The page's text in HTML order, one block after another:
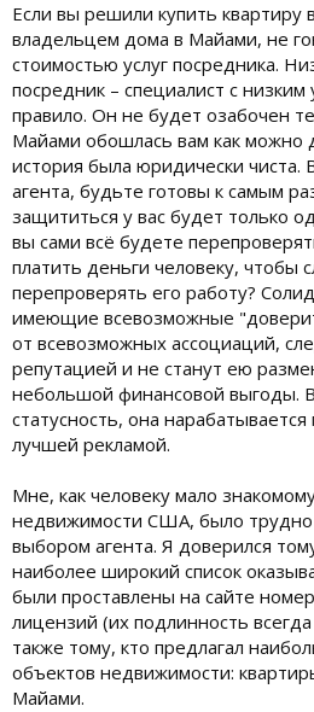
Если вы решили купить квартиру
владельцем дома в Майами, не
стоимостью услуг посредника.
посредник – специалист с
правило. Он не будет озабочен
Майами обошлась вам как можно
история была юридически чиста.
агента, будьте готовы к самым
защититься у вас будет только
вы сами всё будете
платить деньги человеку, чтобы
перепроверять его работу?
имеющие всевозможные
от всевозможных ассоциаций,
репутацией и не станут ею
небольшой финансовой выгоды.
статусность, она нарабатывается
лучшей рекламой.
Мне, как человеку мало
недвижимости США, было трудно
выбором агента. Я доверился
наиболее широкий список
были проставлены на сайте
лицензий (их подлинность
также тому, кто предлагал
объектов недвижимости:
Майами.